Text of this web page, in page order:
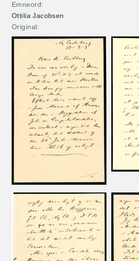
Emneord
Ottilia Jacobsen
Original